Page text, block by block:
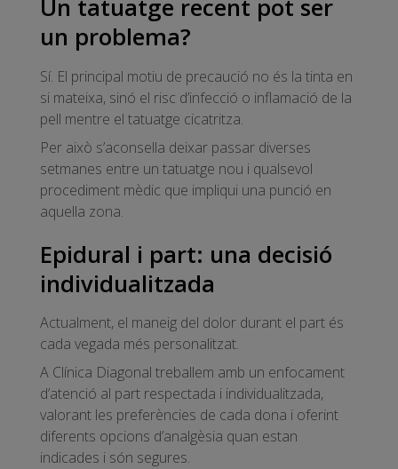
Un tatuatge recent pot ser
un problema?
Sí. El principal motiu de precaució no és la tinta en
si mateixa, sinó el risc d’infecció o inflamació de la
pell mentre el tatuatge cicatritza.
Per això s’aconsella deixar passar diverses
setmanes entre un tatuatge nou i qualsevol
procediment mèdic que impliqui una punció en
aquella zona.
Epidural i part: una decisió
individualitzada
Actualment, el maneig del dolor durant el part és
cada vegada més personalitzat.
A Clínica Diagonal treballem amb un enfocament
d’atenció al part respectada i individualitzada,
valorant les preferències de cada dona i oferint
diferents opcions d’analgèsia quan estan
indicades i són segures.